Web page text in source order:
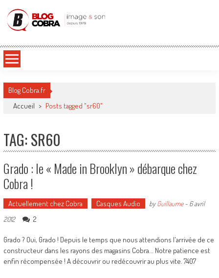
Blog Cobra
Blog Cobra.fr
Accueil > Posts tagged "sr60"
TAG: SR60
Grado : le « Made in Brooklyn » débarque chez
Cobra !
Actuellement chez Cobra Casques Audio byGuillaume- 6 avril
2012
2
Grado ? Oui, Grado ! Depuis le temps que nous attendions l'arrivée de ce
constructeur dans les rayons des magasins Cobra... Notre patience est
enfin récompensée ! A découvrir ou redécouvrir au plus vite. 7407